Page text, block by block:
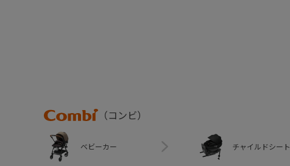
Combi
（コンビ）
ベビーカー チャイルドシート